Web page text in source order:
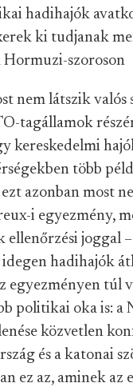
hadihajók
ki tudjanak
Hormuzi-szoroson
nem látszik valós
tagállamok
kereskedelmi
több
azonban most
i egyezmény,
ellenőrzési joggal
hadihajók
egyezményen túl
politikai oka is: a
közvetlen
és a katonai
ez az, aminek az